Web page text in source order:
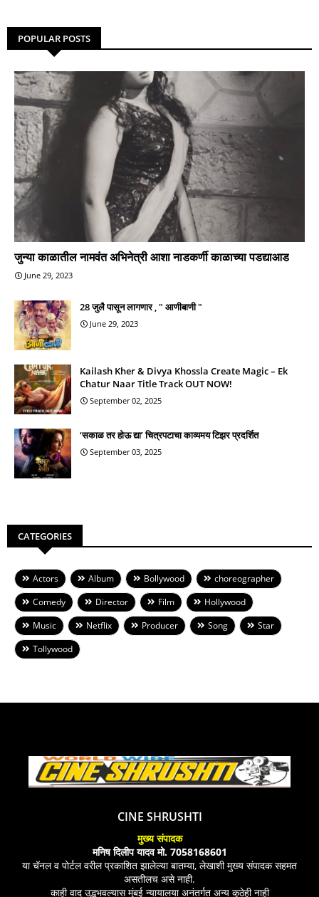
POPULAR POSTS
जुन्या काळातील नामवंत अभिनेत्री आशा नाडकर्णी काळाच्या पडद्याआड
June 29, 2023
28 जुलै पासून लागणार , " आणीबाणी "
June 29, 2023
Kailash Kher & Divya Khossla Create Magic – Ek
Chatur Naar Title Track OUT NOW!
September 02, 2025
‘सकाळ तर होऊ द्या’ चित्रपटाचा काव्यमय टिझर प्रदर्शित
September 03, 2025
CATEGORIES
Actors Album Bollywood
choreographer
Comedy
Director Film
Hollywood
Music
Netflix Producer Song
Star
Tollywood
CINE SHRUSHTI
मुख्य संपादक
मनिष दिलीप यादव मो. 7058168601
या चॅनल व पोर्टल वरील प्रकाशित झालेल्या बातम्या, लेखाशी मुख्य संपादक सहमत
असतीलच असे नाही.
काही वाद उद्भभवल्यास मुंबई न्यायालया अनंतर्गत अन्य कुठेही नाही